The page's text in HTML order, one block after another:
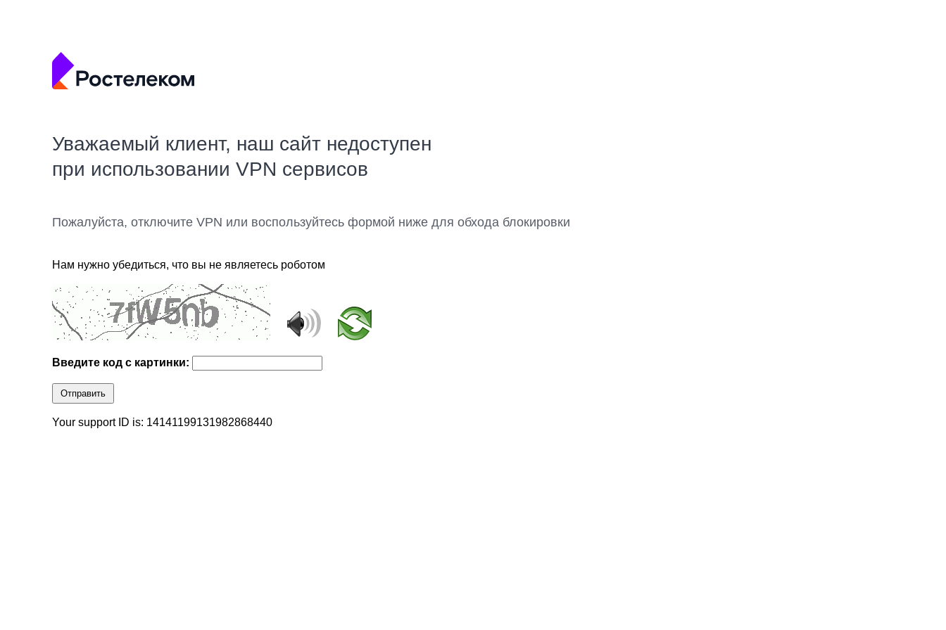
Уважаемый клиент, наш сайт недоступен
при использовании VPN сервисов
Пожалуйста, отключите VPN или воспользуйтесь формой ниже для обхода блокировки
Нам нужно убедиться, что вы не являетесь роботом
Введите код с картинки:
Отправить
Your support ID is: 14141199131982868440